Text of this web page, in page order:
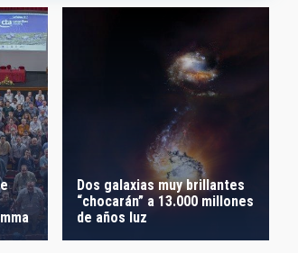
Dos galaxias muy brillantes
“chocarán” a 13.000 millones
de años luz